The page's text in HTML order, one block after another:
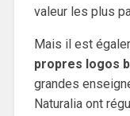
valeur les plus
Mais il est
propres logos
grandes
Naturalia ont